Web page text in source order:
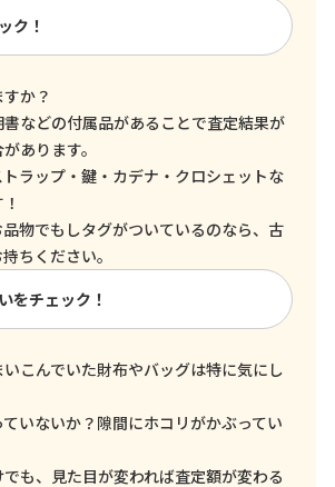
ク！
か？
などの付属品があることで査定結果が
あります。
ラップ・鍵・カデナ・クロシェットな
物でもしタグがついているのなら、古
ちください。
をチェック！
こんでいた財布やバッグは特に気にし
いないか？隙間にホコリがかぶってい
も、見た目が変われば査定額が変わる